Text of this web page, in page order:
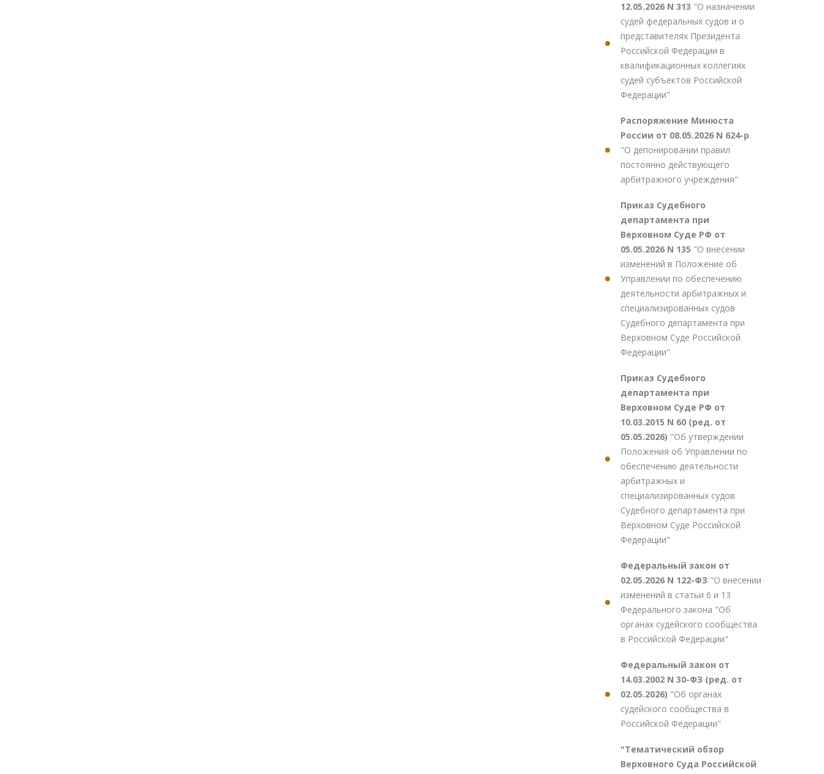
12.05.2026 N 313 "О назначении
судей федеральных судов и о
представителях Президента
Российской Федерации в
квалификационных коллегиях
судей субъектов Российской
Федерации"
Распоряжение Минюста
России от 08.05.2026 N 624-р
"О депонировании правил
постоянно действующего
арбитражного учреждения"
Приказ Судебного
департамента при
Верховном Суде РФ от
05.05.2026 N 135 "О внесении
изменений в Положение об
Управлении по обеспечению
деятельности арбитражных и
специализированных судов
Судебного департамента при
Верховном Суде Российской
Федерации"
Приказ Судебного
департамента при
Верховном Суде РФ от
10.03.2015 N 60 (ред. от
05.05.2026) "Об утверждении
Положения об Управлении по
обеспечению деятельности
арбитражных и
специализированных судов
Судебного департамента при
Верховном Суде Российской
Федерации"
Федеральный закон от
02.05.2026 N 122-ФЗ "О внесении
изменений в статьи 6 и 13
Федерального закона "Об
органах судейского сообщества
в Российской Федерации"
Федеральный закон от
14.03.2002 N 30-ФЗ (ред. от
02.05.2026) "Об органах
судейского сообщества в
Российской Федерации"
"Тематический обзор
Верховного Суда Российской